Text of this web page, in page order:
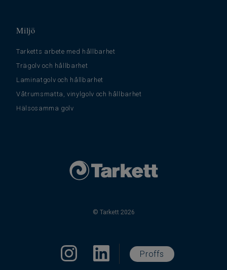
Miljö
Tarketts arbete med hållbarhet
Trägolv och hållbarhet
Laminatgolv och hållbarhet
Våtrumsmatta, vinylgolv och hållbarhet
Hälsosamma golv
© Tarkett 2026
Proffs